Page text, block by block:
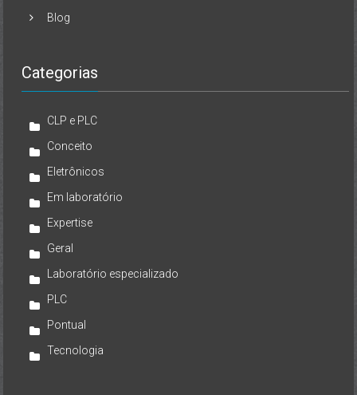
Blog
Categorias
CLP e PLC
Conceito
Eletrônicos
Em laboratório
Expertise
Geral
Laboratório especializado
PLC
Pontual
Tecnologia